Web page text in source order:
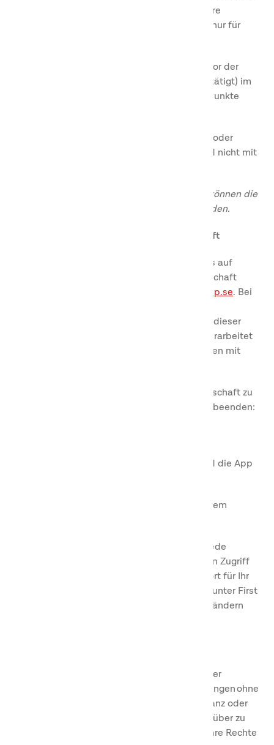
wiederverwendet werden) und behalten ihre
ursprünglichen Verfallsdaten bei. Dies gilt nur für
Für Buchungen, bei denen der Check-out vor der
aktiven Mitgliedschaft (registriert und bestätigt) im
First Camp Club stattfand, werden keine Punkte
Buchungen (Unterkünfte), die mit Punkten oder
teilweise mit Punkten bezahlt wurden, sind nicht mit
Solange wir nichts anderes bekannt geben, können die
Punkte nur von Ihnen persönlich genutzt werden.
Gültigkeit und Beendigung der Mitgliedschaft
Ihre Mitgliedschaft im First Camp Club ist bis auf
Weiteres gültig. Zum Beenden Ihrer Mitgleidschaft
firstclub@firstcamp.se. Bei
personenbezogenen Daten, die zur Erfüllung dieser
Mitgliedschaftsbedingungen erhoben und verarbeitet
wurden, gelöscht. Ausstehende Punkte werden mit
Wir behalten uns das Recht vor, Ihre Mitgliedschaft zu
ändern, vorübergehend auszusetzen oder zu beenden:
für die Website und die App
für den Fall, dass wir Änderungen an unserem
Sie verpflichten sich, uns unverzüglich über jede
missbräuchliche Nutzung Ihres Kontos für den Zugriff
auf Meine Seiten zu informieren. Das Passwort für Ihr
Konto können Sie entweder auf der Website unter First
Camp Club/Meine Seiten oder über die App ändern
Sie sind nicht berechtigt, Ihre Rechte und/oder
Pflichten aus diesen Mitgliedschaftsbedingungen ohne
vorherige schriftliche Zustimmung von uns ganz oder
teilweise zu übertragen oder anderweitig darüber zu
verfügen. Ebenso sind wir nicht berechtigt, Ihre Rechte